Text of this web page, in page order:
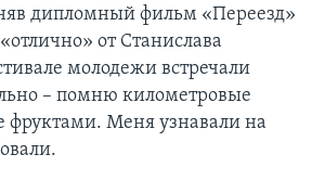
дипломный фильм «Переезд»
от Станислава
молодежи встречали
– помню километровые
фруктами. Меня узнавали на